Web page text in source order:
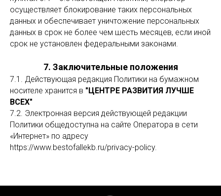
осуществляет блокирование таких персональных
данных и обеспечивает уничтожение персональных
данных в срок не более чем шесть месяцев, если иной
срок не установлен федеральными законами.
7. Заключительные положения
7.1. Действующая редакция Политики на бумажном
носителе хранится в "ЦЕНТРЕ РАЗВИТИЯ ЛУЧШЕ
ВСЕХ"
7.2. Электронная версия действующей редакции
Политики общедоступна на сайте Оператора в сети
«Интернет» по адресу
https://www.bestofallekb.ru/privacy-policy.